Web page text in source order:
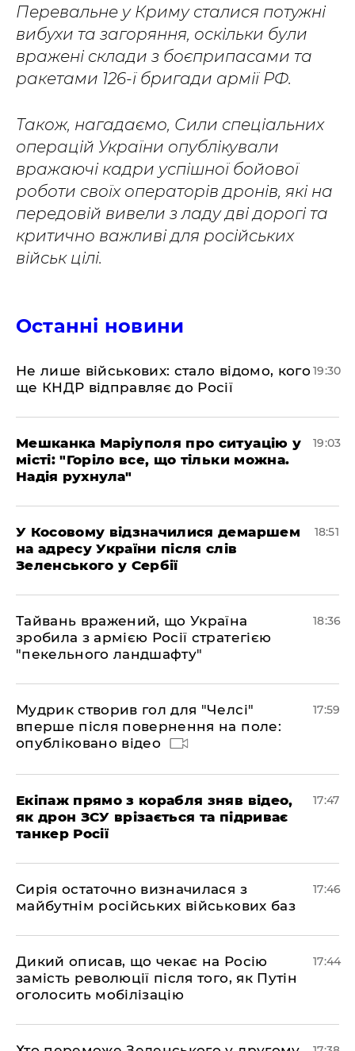
Перевальне у Криму сталися потужні
вибухи та загоряння, оскільки були
вражені склади з боєприпасами та
ракетами 126-ї бригади армії РФ.
Також, нагадаємо, Сили спеціальних
операцій України опублікували
вражаючі кадри успішної бойової
роботи своїх операторів дронів, які на
передовій вивели з ладу дві дорогі та
критично важливі для російських
військ цілі.
Останні новини
Не лише військових: стало відомо, кого
ще КНДР відправляє до Росії
19:30
Мешканка Маріуполя про ситуацію у
місті: "Горіло все, що тільки можна.
Надія рухнула"
19:03
У Косовому відзначилися демаршем
на адресу України після слів
Зеленського у Сербії
18:51
Тайвань вражений, що Україна
зробила з армією Росії стратегією
"пекельного ландшафту"
18:36
Мудрик створив гол для "Челсі"
вперше після повернення на поле:
опубліковано відео
17:59
Екіпаж прямо з корабля зняв відео,
як дрон ЗСУ врізається та підриває
танкер Росії
17:47
Сирія остаточно визначилася з
майбутнім російських військових баз
17:46
Дикий описав, що чекає на Росію
замість революції після того, як Путін
оголосить мобілізацію
17:44